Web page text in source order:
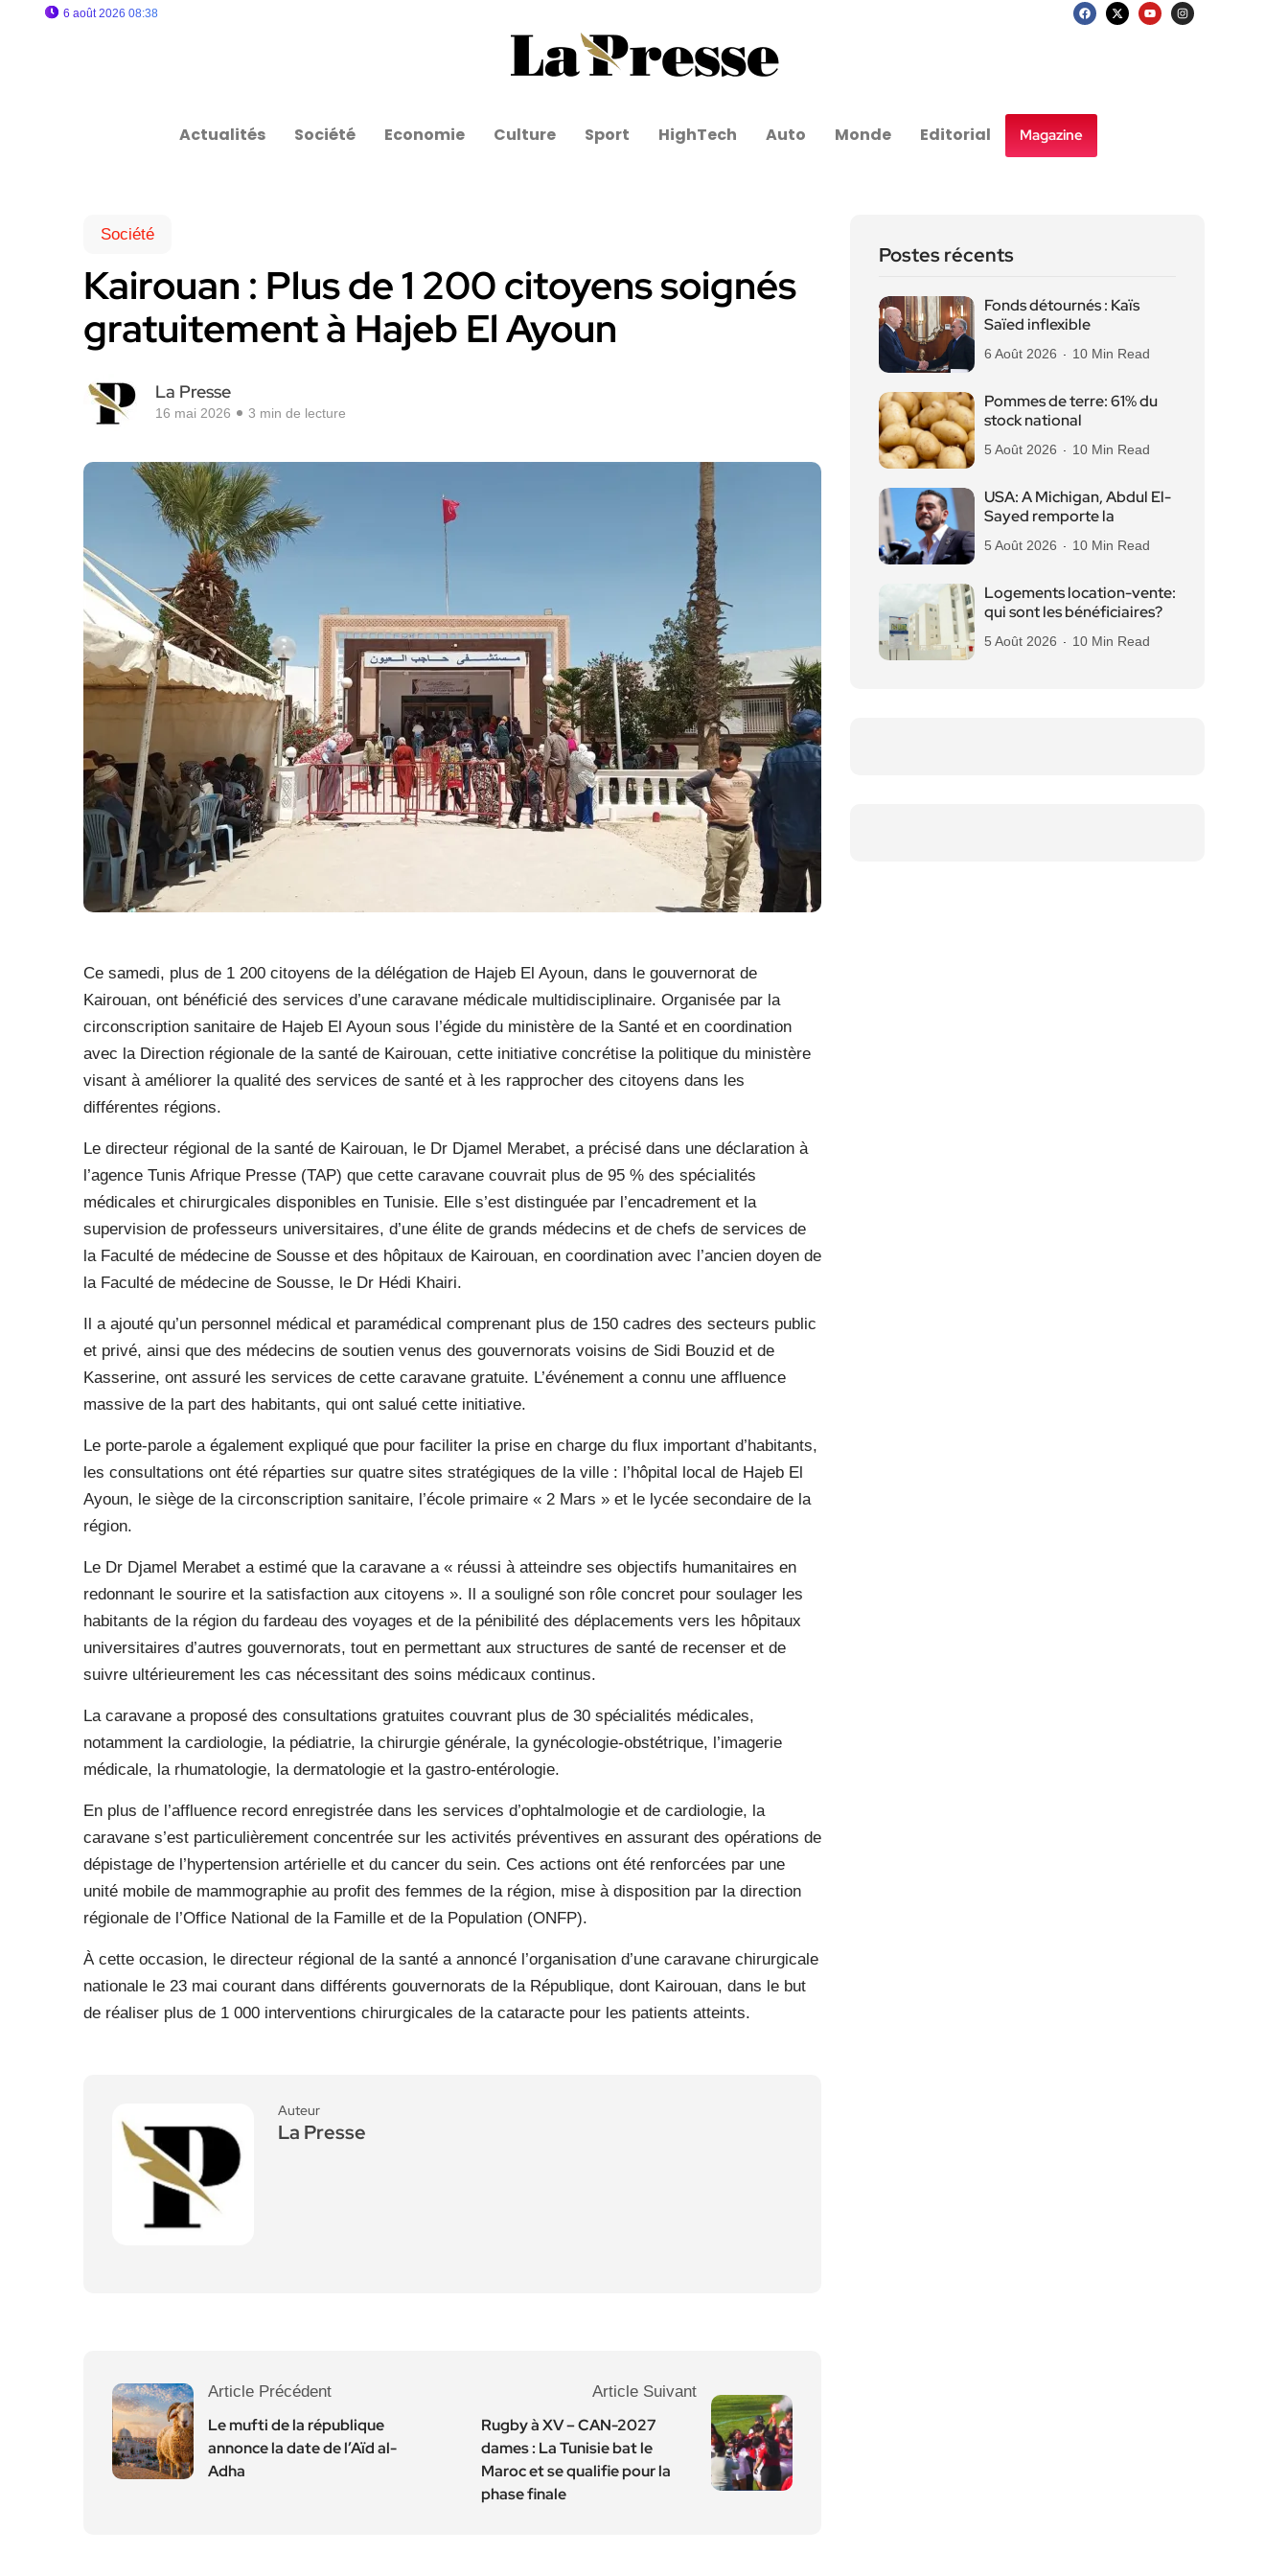
6 août 2026 08:38
Actualités Société Economie Culture Sport HighTech Auto Monde Editorial Magazine
Société
Kairouan : Plus de 1 200 citoyens soignés
gratuitement à Hajeb El Ayoun
La Presse
16 mai 2026 3 min de lecture
Ce samedi, plus de 1 200 citoyens de la délégation de Hajeb El Ayoun, dans le gouvernorat de
Kairouan, ont bénéficié des services d’une caravane médicale multidisciplinaire. Organisée par la
circonscription sanitaire de Hajeb El Ayoun sous l’égide du ministère de la Santé et en coordination
avec la Direction régionale de la santé de Kairouan, cette initiative concrétise la politique du ministère
visant à améliorer la qualité des services de santé et à les rapprocher des citoyens dans les
différentes régions.
Le directeur régional de la santé de Kairouan, le Dr Djamel Merabet, a précisé dans une déclaration à
l’agence Tunis Afrique Presse (TAP) que cette caravane couvrait plus de 95 % des spécialités
médicales et chirurgicales disponibles en Tunisie. Elle s’est distinguée par l’encadrement et la
supervision de professeurs universitaires, d’une élite de grands médecins et de chefs de services de
la Faculté de médecine de Sousse et des hôpitaux de Kairouan, en coordination avec l’ancien doyen de
la Faculté de médecine de Sousse, le Dr Hédi Khairi.
Il a ajouté qu’un personnel médical et paramédical comprenant plus de 150 cadres des secteurs public
et privé, ainsi que des médecins de soutien venus des gouvernorats voisins de Sidi Bouzid et de
Kasserine, ont assuré les services de cette caravane gratuite. L’événement a connu une affluence
massive de la part des habitants, qui ont salué cette initiative.
Le porte-parole a également expliqué que pour faciliter la prise en charge du flux important d’habitants,
les consultations ont été réparties sur quatre sites stratégiques de la ville : l’hôpital local de Hajeb El
Ayoun, le siège de la circonscription sanitaire, l’école primaire « 2 Mars » et le lycée secondaire de la
région.
Le Dr Djamel Merabet a estimé que la caravane a « réussi à atteindre ses objectifs humanitaires en
redonnant le sourire et la satisfaction aux citoyens ». Il a souligné son rôle concret pour soulager les
habitants de la région du fardeau des voyages et de la pénibilité des déplacements vers les hôpitaux
universitaires d’autres gouvernorats, tout en permettant aux structures de santé de recenser et de
suivre ultérieurement les cas nécessitant des soins médicaux continus.
La caravane a proposé des consultations gratuites couvrant plus de 30 spécialités médicales,
notamment la cardiologie, la pédiatrie, la chirurgie générale, la gynécologie-obstétrique, l’imagerie
médicale, la rhumatologie, la dermatologie et la gastro-entérologie.
En plus de l’affluence record enregistrée dans les services d’ophtalmologie et de cardiologie, la
caravane s’est particulièrement concentrée sur les activités préventives en assurant des opérations de
dépistage de l’hypertension artérielle et du cancer du sein. Ces actions ont été renforcées par une
unité mobile de mammographie au profit des femmes de la région, mise à disposition par la direction
régionale de l’Office National de la Famille et de la Population (ONFP).
À cette occasion, le directeur régional de la santé a annoncé l’organisation d’une caravane chirurgicale
nationale le 23 mai courant dans différents gouvernorats de la République, dont Kairouan, dans le but
de réaliser plus de 1 000 interventions chirurgicales de la cataracte pour les patients atteints.
Auteur
La Presse
Article Précédent
Le mufti de la république
annonce la date de l’Aïd al-
Adha
Article Suivant
Rugby à XV – CAN-2027
dames : La Tunisie bat le
Maroc et se qualifie pour la
phase finale
Postes récents
Fonds détournés : Kaïs
Saïed inflexible
6 Août 2026 10 Min Read
Pommes de terre: 61% du
stock national
5 Août 2026 10 Min Read
USA: A Michigan, Abdul El-
Sayed remporte la
5 Août 2026 10 Min Read
Logements location-vente:
qui sont les bénéficiaires?
5 Août 2026 10 Min Read